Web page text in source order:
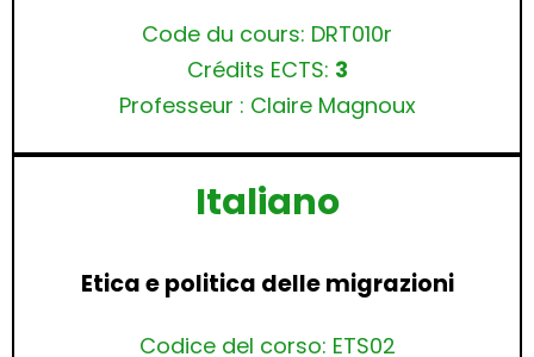
Code du cours: DRT010r
Crédits ECTS: 3
Professeur : Claire Magnoux
Italiano
Etica e politica delle migrazioni
Codice del corso: ETS02